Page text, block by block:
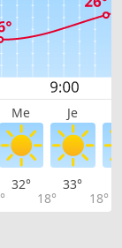
Me Je
32°
18°
33°
18°